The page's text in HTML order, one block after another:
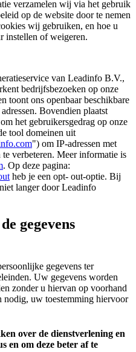
verzamelen wij via het gebruik
op de website door te nemen
wij gebruiken, en hoe u
instellen of weigeren.
van Leadinfo B.V.,
bedrijfsbezoeken op onze
toont ons openbaar beschikbare
Bovendien plaatst
het gebruikersgedrag op onze
tool domeinen uit
") om IP-adressen met
verbeteren. Meer informatie is
. Op deze pagina:
heb je een opt- out-optie. Bij
langer door Leadinfo
gegevens
gegevens ter
Uw gegevens worden
zonder u hiervan op voorhand
nodig, uw toestemming hiervoor
over de dienstverlening en
en om deze beter af te